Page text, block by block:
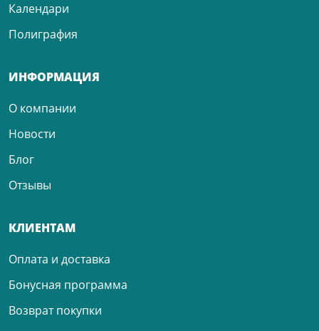
Календари
Полиграфия
ИНФОРМАЦИЯ
О компании
Новости
Блог
Отзывы
КЛИЕНТАМ
Оплата и доставка
Бонусная программа
Возврат покупки